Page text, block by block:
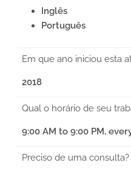
Inglês
Português
Em que ano iniciou esta
2018
Qual o horário de seu
9:00 AM to 9:00 PM,
Preciso de uma consulta?